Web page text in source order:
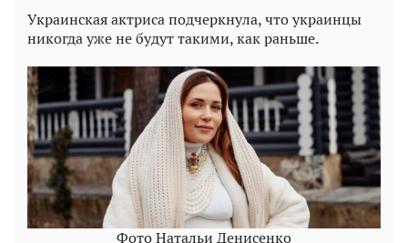
Украинская актриса подчеркнула, что украинцы
никогда уже не будут такими, как раньше.
Фото Натальи Денисенко